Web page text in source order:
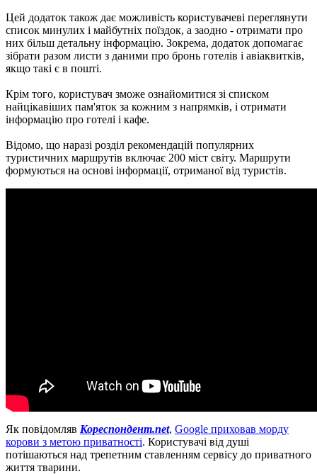
Цей додаток також дає можливість користувачеві переглянути
список минулих і майбутніх поїздок, а заодно - отримати про
них більш детальну інформацію. Зокрема, додаток допомагає
зібрати разом листи з даними про бронь готелів і авіаквитків,
якщо такі є в пошті.
Крім того, користувач зможе ознайомитися зі списком
найцікавіших пам'яток за кожним з напрямків, і отримати
інформацію про готелі і кафе.
Відомо, що наразі розділ рекомендацій популярних
туристичних маршрутів включає 200 міст світу. Маршрути
формуються на основі інформації, отриманої від туристів.
Як повідомляв Кореспондент.net, Google приховав морду
корови з метою приватності. Користувачі від душі
потішаються над трепетним ставленням сервісу до приватного
життя тварини.